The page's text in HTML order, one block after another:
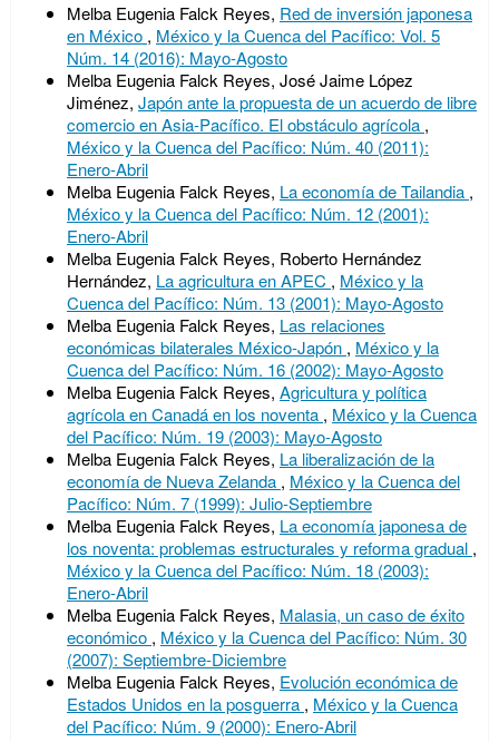
Melba Eugenia Falck Reyes, Red de inversión japonesa
en México , México y la Cuenca del Pacífico: Vol. 5
Núm. 14 (2016): Mayo-Agosto
Melba Eugenia Falck Reyes, José Jaime López
Jiménez, Japón ante la propuesta de un acuerdo de libre
comercio en Asia-Pacífico. El obstáculo agrícola ,
México y la Cuenca del Pacífico: Núm. 40 (2011):
Enero-Abril
Melba Eugenia Falck Reyes, La economía de Tailandia ,
México y la Cuenca del Pacífico: Núm. 12 (2001):
Enero-Abril
Melba Eugenia Falck Reyes, Roberto Hernández
Hernández, La agricultura en APEC , México y la
Cuenca del Pacífico: Núm. 13 (2001): Mayo-Agosto
Melba Eugenia Falck Reyes, Las relaciones
económicas bilaterales México-Japón , México y la
Cuenca del Pacífico: Núm. 16 (2002): Mayo-Agosto
Melba Eugenia Falck Reyes, Agricultura y política
agrícola en Canadá en los noventa , México y la Cuenca
del Pacífico: Núm. 19 (2003): Mayo-Agosto
Melba Eugenia Falck Reyes, La liberalización de la
economía de Nueva Zelanda , México y la Cuenca del
Pacífico: Núm. 7 (1999): Julio-Septiembre
Melba Eugenia Falck Reyes, La economía japonesa de
los noventa: problemas estructurales y reforma gradual ,
México y la Cuenca del Pacífico: Núm. 18 (2003):
Enero-Abril
Melba Eugenia Falck Reyes, Malasia, un caso de éxito
económico , México y la Cuenca del Pacífico: Núm. 30
(2007): Septiembre-Diciembre
Melba Eugenia Falck Reyes, Evolución económica de
Estados Unidos en la posguerra , México y la Cuenca
del Pacífico: Núm. 9 (2000): Enero-Abril